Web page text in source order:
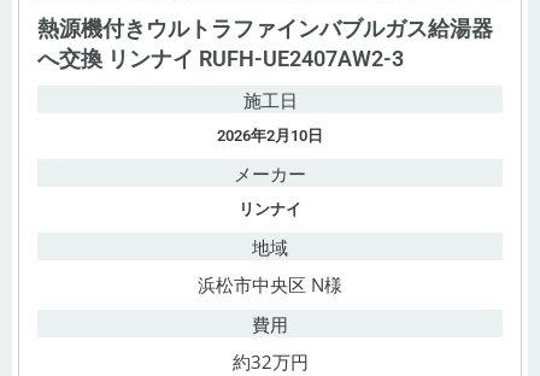
熱源機付きウルトラファインバブルガス給湯器
へ交換 リンナイ RUFH-UE2407AW2-3
施工日
2026年2月10日
メーカー
リンナイ
地域
浜松市中央区 N様
費用
約32万円